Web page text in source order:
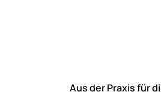
Aus der Praxis für